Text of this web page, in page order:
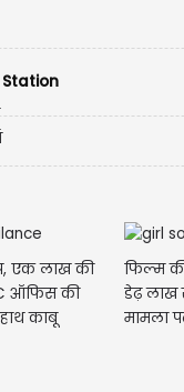
Station
एक लाख की
ऑफिस की
काबू
फिल्म
डेढ़ लाख
मामला